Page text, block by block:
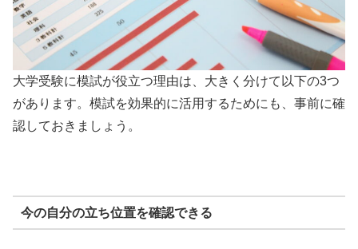
大学受験に模試が役立つ理由は、大きく分けて以下の3つ
があります。模試を効果的に活用するためにも、事前に確
認しておきましょう。
今の自分の立ち位置を確認できる